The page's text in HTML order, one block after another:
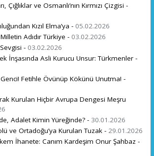
Çığlıklar ve Osmanlı’nın Kırmızı Çizgisi -
Kızıl Elma’ya - 05.02.2026
Adıdır Türkiye - 03.02.2026
- 03.02.2026
İnşasında Asli Kurucu Unsur: Türkmenler -
Fetihle Övünüp Kökünü Unutma! -
Kurulan Hiçbir Avrupa Dengesi Meşru
Adalet Kimin Yüreğinde? - 30.01.2026
ve Ortadoğu’ya Kurulan Tuzak - 29.01.2026
İhanete: Canım Kardeşim Onur Şahbaz -